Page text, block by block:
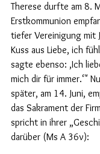
Therese durfte am 8.
Erstkommunion
tiefer Vereinigung mit
Kuss aus Liebe, ich
sagte ebenso: ‚Ich
mich dir für immer.‘"
später, am 14. Juni,
das Sakrament der
spricht in ihrer
darüber (Ms A 36v):